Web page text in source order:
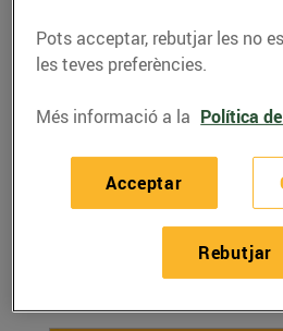
Els clients de Bonpreu i
La recaptació s’ha portat
l’Arrodoniment Solidari als
Pots acceptar, rebutjar les no
les teves preferències.
Més informació a la Política
Rebutjar
Acceptar